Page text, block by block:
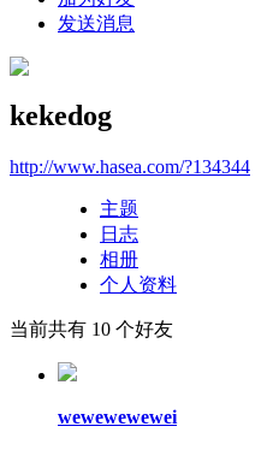
发送消息
kekedog
http://www.hasea.com/?134344
主题
日志
相册
个人资料
当前共有 10 个好友
wewewewewei